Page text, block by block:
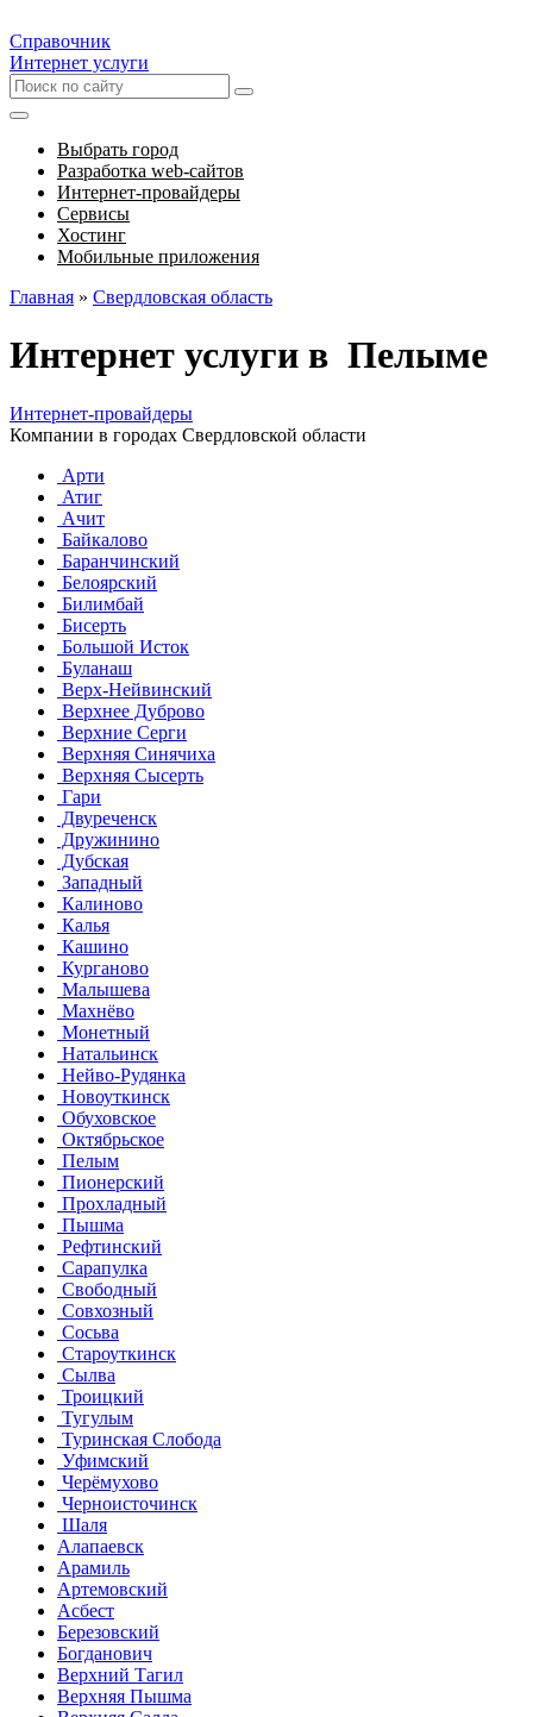
Справочник
Интернет услуги
Выбрать город
Разработка web-сайтов
Интернет-провайдеры
Сервисы
Хостинг
Мобильные приложения
Главная » Свердловская область
Интернет услуги в Пелыме
Интернет-провайдеры
Компании в городах Свердловской области
Арти
Атиг
Ачит
Байкалово
Баранчинский
Белоярский
Билимбай
Бисерть
Большой Исток
Буланаш
Верх-Нейвинский
Верхнее Дуброво
Верхние Серги
Верхняя Синячиха
Верхняя Сысерть
Гари
Двуреченск
Дружинино
Дубская
Западный
Калиново
Калья
Кашино
Курганово
Малышева
Махнёво
Монетный
Натальинск
Нейво-Рудянка
Новоуткинск
Обуховское
Октябрьское
Пелым
Пионерский
Прохладный
Пышма
Рефтинский
Сарапулка
Свободный
Совхозный
Сосьва
Староуткинск
Сылва
Троицкий
Тугулым
Туринская Слобода
Уфимский
Черёмухово
Черноисточинск
Шаля
Алапаевск
Арамиль
Артемовский
Асбест
Березовский
Богданович
Верхний Тагил
Верхняя Пышма